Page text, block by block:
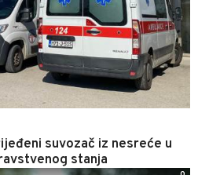
suvozač iz nesreće u
stanja